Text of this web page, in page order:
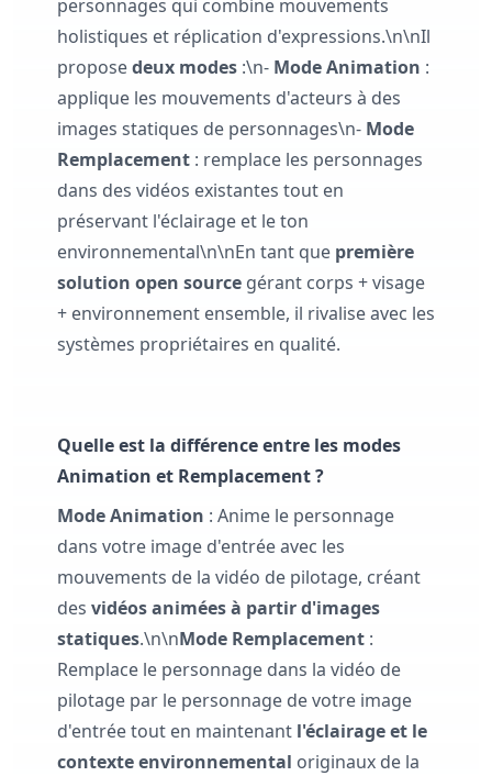
personnages qui combine mouvements
holistiques et réplication d'expressions.\n\nIl
proposedeux modes :\n- Mode Animation :
applique les mouvements d'acteurs à des
images statiques de personnages\n- Mode
Remplacement : remplace les personnages
dans des vidéos existantes tout en
préservant l'éclairage et le ton
environnemental\n\nEn tant que première
solution open source gérant corps + visage
+ environnement ensemble, il rivalise avec les
systèmes propriétaires en qualité.
Quelle est la différence entre les modes
Animation et Remplacement ?
Mode Animation : Anime le personnage
dans votre image d'entrée avec les
mouvements de la vidéo de pilotage, créant
des vidéos animées à partir d'images
statiques.\n\nMode Remplacement :
Remplace le personnage dans la vidéo de
pilotage par le personnage de votre image
d'entrée tout en maintenant l'éclairage et le
contexte environnemental originaux de la